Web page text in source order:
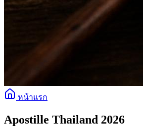
หน้าแรก
Apostille Thailand 2026